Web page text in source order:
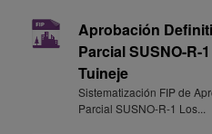
Aprobación
Parcial SUSNO-R-
Tuineje
Sistematización FIP de
Parcial SUSNO-R-1 Los...